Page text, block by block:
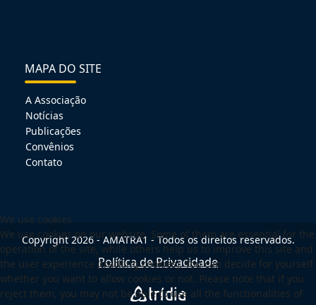
MAPA DO SITE
A Associação
Notícias
Publicações
Convênios
Contato
Copyright 2026 - AMATRA1 - Todos os direitos reservados.
Política de Privacidade
We use cookies
We use cookies on our website. Some of them are essential for the
operation of the site, while others help us to improve this site and
the user experience (tracking cookies). You can decide for yourself
whether you want to allow cookies or not. Please note that if you
reject them, you may not be able to use all the functionalities of